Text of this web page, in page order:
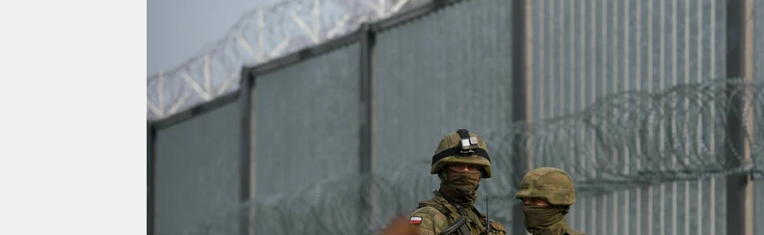
nord
wahrheit
verlag
veranstaltungen